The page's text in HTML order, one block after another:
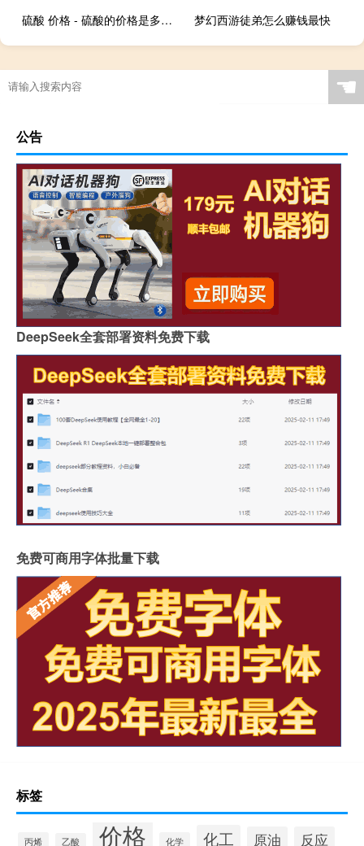
硫酸 价格 - 硫酸的价格是多少钱一吨
梦幻西游徒弟怎么赚钱最快
☚
公告
DeepSeek全套部署资料免费下载
免费可商用字体批量下载
标签
丙烯 乙酸 价格 化学 化工 原油 反应